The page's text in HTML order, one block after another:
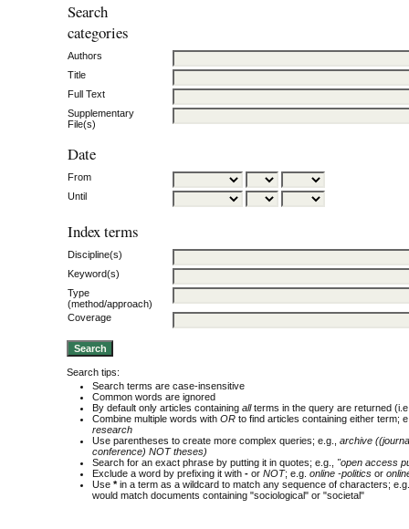
Search
categories
Authors
Title
Full Text
Supplementary
File(s)
Date
From
Until
Index terms
Discipline(s)
Keyword(s)
Type
(method/approach)
Coverage
Search tips:
Search terms are case-insensitive
Common words are ignored
By default only articles containing allterms in the query are returned
Combine multiple words with OR to find articles containing either term;
research
Use parentheses to create more complex queries; e.g., archive
conference) NOT theses)
Search for an exact phrase by putting it in quotes; e.g., "open access
Exclude a word by prefixing it with - or NOT; e.g. online -politics or
Use *in a term as a wildcard to match any sequence of characters;
would match documents containing "sociological" or "societal"